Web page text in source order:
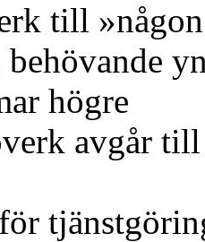
till »någon
högre
avgår